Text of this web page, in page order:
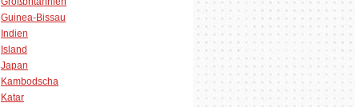
Guinea-Bissau
Indien
Island
Japan
Kambodscha
Katar